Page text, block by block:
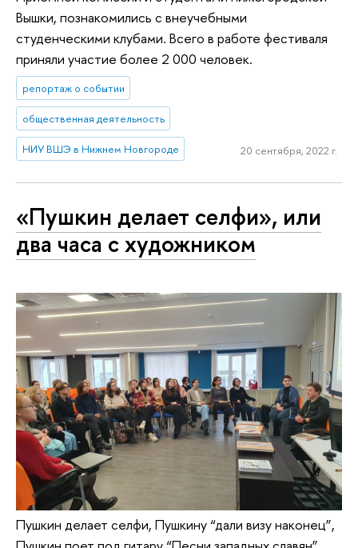
Вышки, познакомились с внеучебными
студенческими клубами. Всего в работе фестиваля
приняли участие более 2 000 человек.
репортаж о событии
общественная деятельность
НИУ ВШЭ в Нижнем Новгороде 20 сентября, 2022 г.
«Пушкин делает селфи», или
два часа с художником
Пушкин делает селфи, Пушкину “дали визу наконец”,